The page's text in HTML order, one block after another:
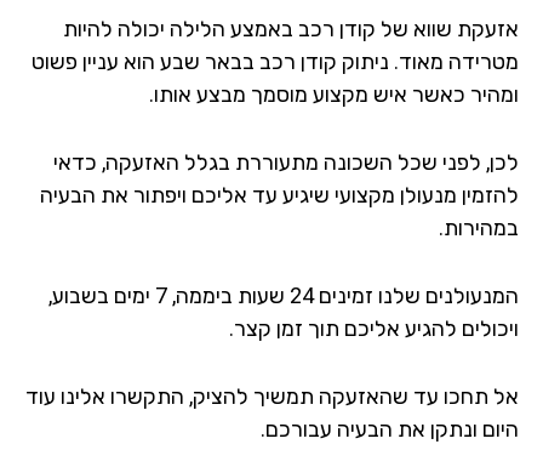
שווא של קודן רכב באמצע הלילה יכולה להיות
מאוד. ניתוק קודן רכב בבאר שבע הוא עניין פשוט
כאשר איש מקצוע מוסמך מבצע אותו.
לפני שכל השכונה מתעוררת בגלל האזעקה, כדאי
מנעולן מקצועי שיגיע עד אליכם ויפתור את הבעיה
המנעולנים שלנו זמינים 24 שעות ביממה, 7 ימים בשבוע,
להגיע אליכם תוך זמן קצר.
תחכו עד שהאזעקה תמשיך להציק, התקשרו אלינו עוד
ונתקן את הבעיה עבורכם.